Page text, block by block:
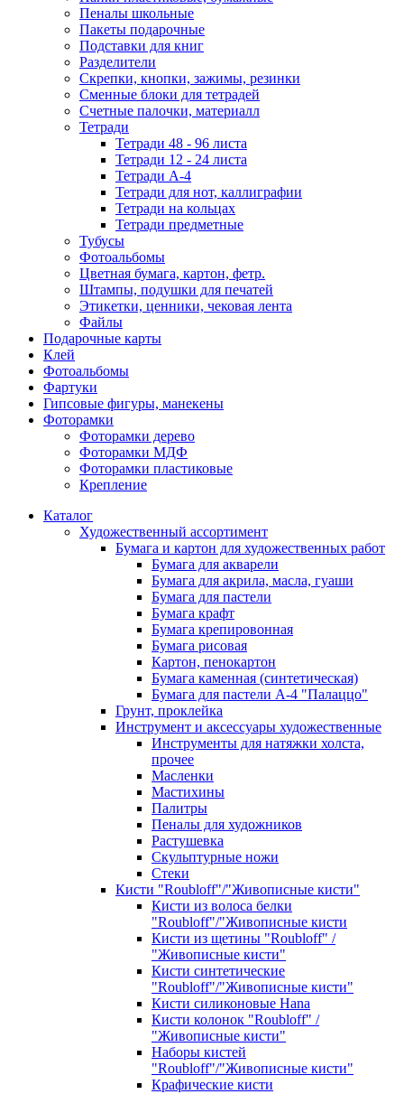
Пеналы школьные
Пакеты подарочные
Подставки для книг
Разделители
Скрепки, кнопки, зажимы, резинки
Сменные блоки для тетрадей
Счетные палочки, материалл
Тетради
Тетради 48 - 96 листа
Тетради 12 - 24 листа
Тетради А-4
Тетради для нот, каллиграфии
Тетради на кольцах
Тетради предметные
Тубусы
Фотоальбомы
Цветная бумага, картон, фетр.
Штампы, подушки для печатей
Этикетки, ценники, чековая лента
Файлы
Подарочные карты
Клей
Фотоальбомы
Фартуки
Гипсовые фигуры, манекены
Фоторамки
Фоторамки дерево
Фоторамки МДФ
Фоторамки пластиковые
Крепление
Каталог
Художественный ассортимент
Бумага и картон для художественных работ
Бумага для акварели
Бумага для акрила, масла, гуаши
Бумага для пастели
Бумага крафт
Бумага крепировонная
Бумага рисовая
Картон, пенокартон
Бумага каменная (синтетическая)
Бумага для пастели А-4 "Палаццо"
Грунт, проклейка
Инструмент и аксессуары художественные
Инструменты для натяжки холста,
прочее
Масленки
Мастихины
Палитры
Пеналы для художников
Растушевка
Скульптурные ножи
Стеки
Кисти "Roubloff"/"Живописные кисти"
Кисти из волоса белки
"Roubloff"/"Живописные кисти
Кисти из щетины "Roubloff" /
"Живописные кисти"
Кисти синтетические
"Roubloff"/"Живописные кисти"
Кисти силиконовые Hana
Кисти колонок "Roubloff" /
"Живописные кисти"
Наборы кистей
"Roubloff"/"Живописные кисти"
Крафические кисти